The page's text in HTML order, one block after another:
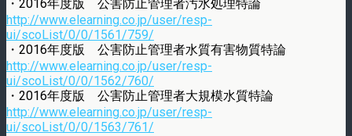
・2016年度版 公害防止管理者汚水処理特論
http://www.elearning.co.jp/user/resp-
ui/scoList/0/0/1561/759/
・2016年度版 公害防止管理者水質有害物質特論
http://www.elearning.co.jp/user/resp-
ui/scoList/0/0/1562/760/
・2016年度版 公害防止管理者大規模水質特論
http://www.elearning.co.jp/user/resp-
ui/scoList/0/0/1563/761/